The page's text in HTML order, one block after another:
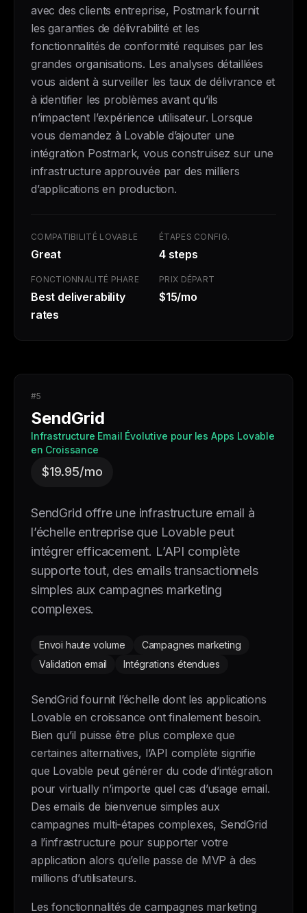
avec des clients entreprise, Postmark fournit
les garanties de délivrabilité et les
fonctionnalités de conformité requises par les
grandes organisations. Les analyses détaillées
vous aident à surveiller les taux de délivrance et
à identifier les problèmes avant qu’ils
n’impactent l’expérience utilisateur. Lorsque
vous demandez à Lovable d’ajouter une
intégration Postmark, vous construisez sur une
infrastructure approuvée par des milliers
d’applications en production.
COMPATIBILITÉ LOVABLE
Great
ÉTAPES CONFIG.
4 steps
FONCTIONNALITÉ PHARE
Best deliverability
rates
PRIX DÉPART
$15/mo
#5
SendGrid
Infrastructure Email Évolutive pour les Apps Lovable
en Croissance
$19.95/mo
SendGrid offre une infrastructure email à
l’échelle entreprise que Lovable peut
intégrer efficacement. L’API complète
supporte tout, des emails transactionnels
simples aux campagnes marketing
complexes.
Envoi haute volume
Campagnes marketing
Validation email
Intégrations étendues
SendGrid fournit l’échelle dont les applications
Lovable en croissance ont finalement besoin.
Bien qu’il puisse être plus complexe que
certaines alternatives, l’API complète signifie
que Lovable peut générer du code d’intégration
pour virtually n’importe quel cas d’usage email.
Des emails de bienvenue simples aux
campagnes multi-étapes complexes, SendGrid
a l’infrastructure pour supporter votre
application alors qu’elle passe de MVP à des
millions d’utilisateurs.
Les fonctionnalités de campagnes marketing